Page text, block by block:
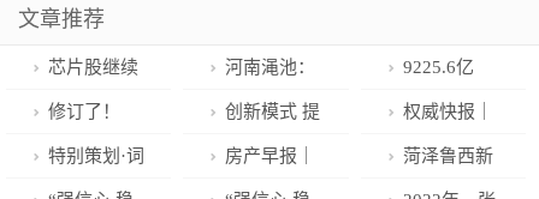
文章推荐
芯片股继续
强势，芯片
ETF（512760
河南渑池：
开展节前市场
检查 守护群
9225.6亿
元！2022年厦
门外贸进出口
修订了！
2022年度企业
创新模式 提
高产量 增加收
权威快报｜
2022年中国
特别策划·词 房产早报｜ 菏泽鲁西新